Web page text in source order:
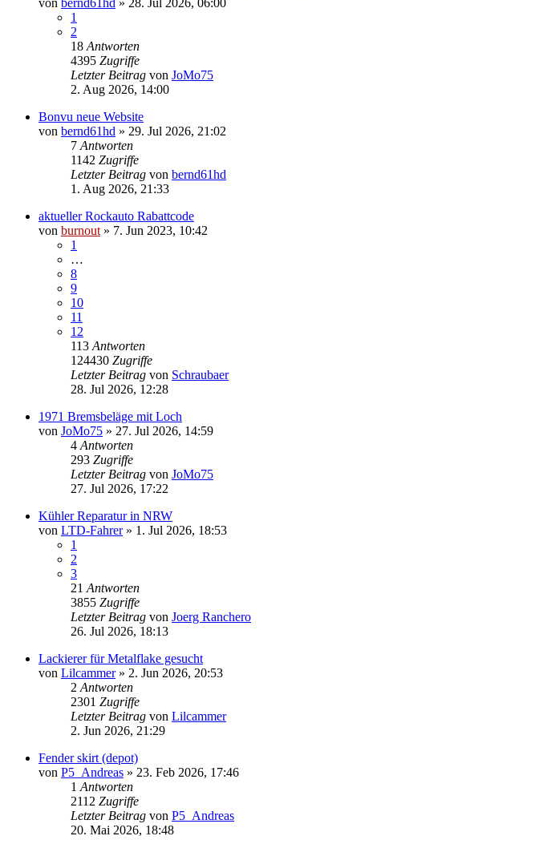
1
2
18 Antworten
4395 Zugriffe
Letzter Beitrag von JoMo75
2. Aug 2026, 14:00
Bonvu neue Website
von bernd61hd » 29. Jul 2026, 21:02
7 Antworten
1142 Zugriffe
Letzter Beitrag von bernd61hd
1. Aug 2026, 21:33
aktueller Rockauto Rabattcode
von burnout » 7. Jun 2023, 10:42
1
…
8
9
10
11
12
113 Antworten
124430 Zugriffe
Letzter Beitrag von Schraubaer
28. Jul 2026, 12:28
1971 Bremsbeläge mit Loch
von JoMo75 » 27. Jul 2026, 14:59
4 Antworten
293 Zugriffe
Letzter Beitrag von JoMo75
27. Jul 2026, 17:22
Kühler Reparatur in NRW
von LTD-Fahrer» 1. Jul 2026, 18:53
1
2
3
21 Antworten
3855 Zugriffe
Letzter Beitrag von Joerg Ranchero
26. Jul 2026, 18:13
Lackierer für Metalflake gesucht
von Lilcammer» 2. Jun 2026, 20:53
2 Antworten
2301 Zugriffe
Letzter Beitrag von Lilcammer
2. Jun 2026, 21:29
Fender skirt (depot)
von P5_Andreas » 23. Feb 2026, 17:46
1 Antworten
2112 Zugriffe
Letzter Beitrag von P5_Andreas
20. Mai 2026, 18:48